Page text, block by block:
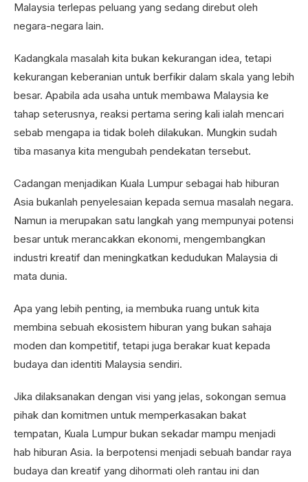
Malaysia terlepas peluang yang sedang direbut oleh
negara-negara lain.
Kadangkala masalah kita bukan kekurangan idea, tetapi
kekurangan keberanian untuk berfikir dalam skala yang lebih
besar. Apabila ada usaha untuk membawa Malaysia ke
tahap seterusnya, reaksi pertama sering kali ialah mencari
sebab mengapa ia tidak boleh dilakukan. Mungkin sudah
tiba masanya kita mengubah pendekatan tersebut.
Cadangan menjadikan Kuala Lumpur sebagai hab hiburan
Asia bukanlah penyelesaian kepada semua masalah negara.
Namun ia merupakan satu langkah yang mempunyai potensi
besar untuk merancakkan ekonomi, mengembangkan
industri kreatif dan meningkatkan kedudukan Malaysia di
mata dunia.
Apa yang lebih penting, ia membuka ruang untuk kita
membina sebuah ekosistem hiburan yang bukan sahaja
moden dan kompetitif, tetapi juga berakar kuat kepada
budaya dan identiti Malaysia sendiri.
Jika dilaksanakan dengan visi yang jelas, sokongan semua
pihak dan komitmen untuk memperkasakan bakat
tempatan, Kuala Lumpur bukan sekadar mampu menjadi
hab hiburan Asia. Ia berpotensi menjadi sebuah bandar raya
budaya dan kreatif yang dihormati oleh rantau ini dan